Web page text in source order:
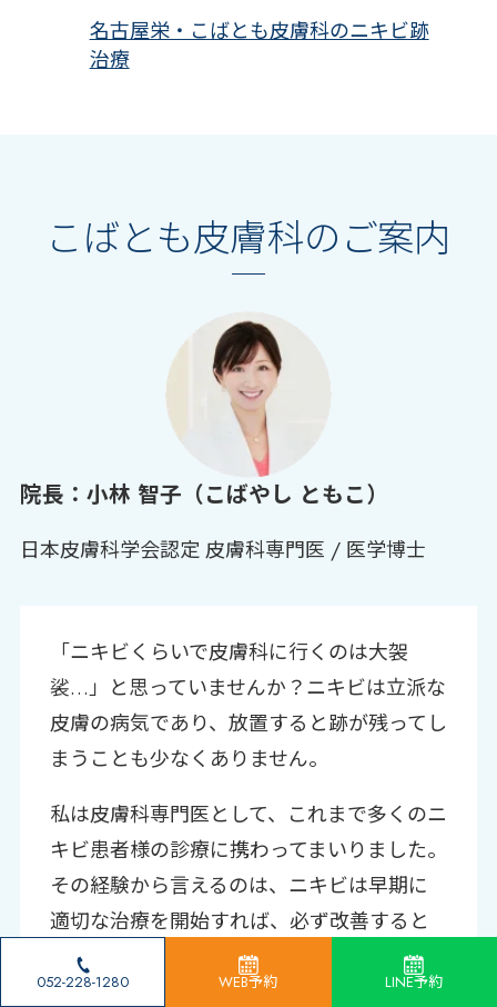
052-228-1280 WEB予約 LINE予約
名古屋栄・こばとも皮膚科のニキビ跡
治療
こばとも皮膚科のご案内
院長：小林 智子（こばやし ともこ）
日本皮膚科学会認定 皮膚科専門医 / 医学博士
「ニキビくらいで皮膚科に行くのは大袈
裟…」と思っていませんか？ニキビは立派な
皮膚の病気であり、放置すると跡が残ってし
まうことも少なくありません。
私は皮膚科専門医として、これまで多くのニ
キビ患者様の診療に携わってまいりました。
その経験から言えるのは、ニキビは早期に
適切な治療を開始すれば、必ず改善すると
いうことです。